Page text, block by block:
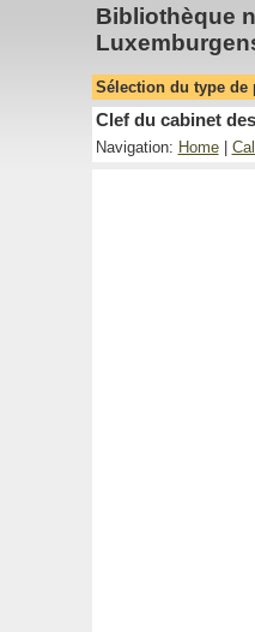
Bibliothèque
Sélection du type de
Clef du cabinet
Navigation: Home|